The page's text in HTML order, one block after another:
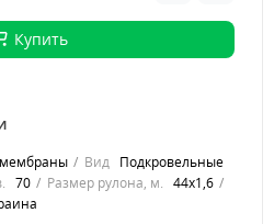
Купить
Вид Подкровельные
70 Размер рулона, м. 44x1,6